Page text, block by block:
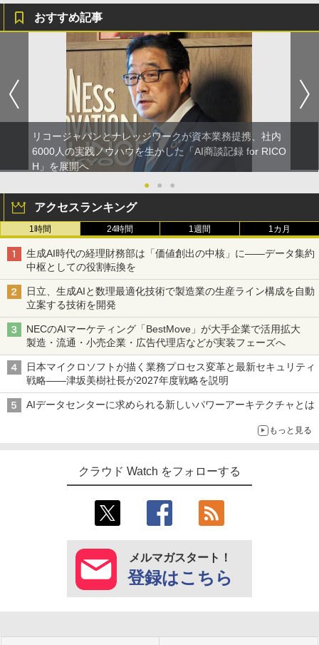
おすすめ記事
リコージャパンとナレッジワークが資本業務提携、社内
6000人の実践ノウハウを生かした「AI商談記録 for RICO
H」を展開へ
●
● ●
アクセスランキング
1時間 24時間 1週間 1カ月
生成AI時代の経理財務部は「価値創出の中核」に――データ集約
中枢としての役割転換を
日立、生成AIと数理最適化技術で製造業の生産ライン構成を自動
立案する技術を開発
NECのAIマーケティング「BestMove」が大手企業で活用拡大
製造・流通・小売企業・広告代理店などが実装フェーズへ
日本マイクロソフトが描く業務プロセス変革と最新セキュリティ
戦略――津坂美樹社長が2027年度戦略を説明
AIデータセンターに求められる新しいパワーアーキテクチャとは
もっと見る
クラウド Watch をフォローする
メルマガスタート！
登録はこちら